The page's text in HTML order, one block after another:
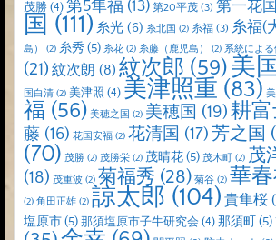
茂勝 (4) 第5隼福 (13) 第20平茂 (3) 第一花国
国 (111) 糸光 (6) 糸北国 (2) 糸福 (3) 糸福(
島）
(2) 糸秀 (5) 糸花 (2) 糸藤（鹿児島） (2) 系統によ
(21) 紋次朗 (8) 紋次郎 (59)美
国白清 (2) 美津照 (4) 美津照重 (83)
福 (56) 美穂之国 (2) 美穂国 (19)耕
藤 (16) 花国安福 (2) 花清国 (17)芳之国
(70) 茂勝 (2) 茂勝栄 (2) 茂晴花(5) 茂木町 (2) 茂
(18) 茂重波 (2) 菊福秀 (28) 菊谷 (2) 華
(2) 角田正雄 (2) 諒太郎 (104) 貴隼桜
塩原市(5) 那須塩原市子牛研究会 (4) 那須町 (5)